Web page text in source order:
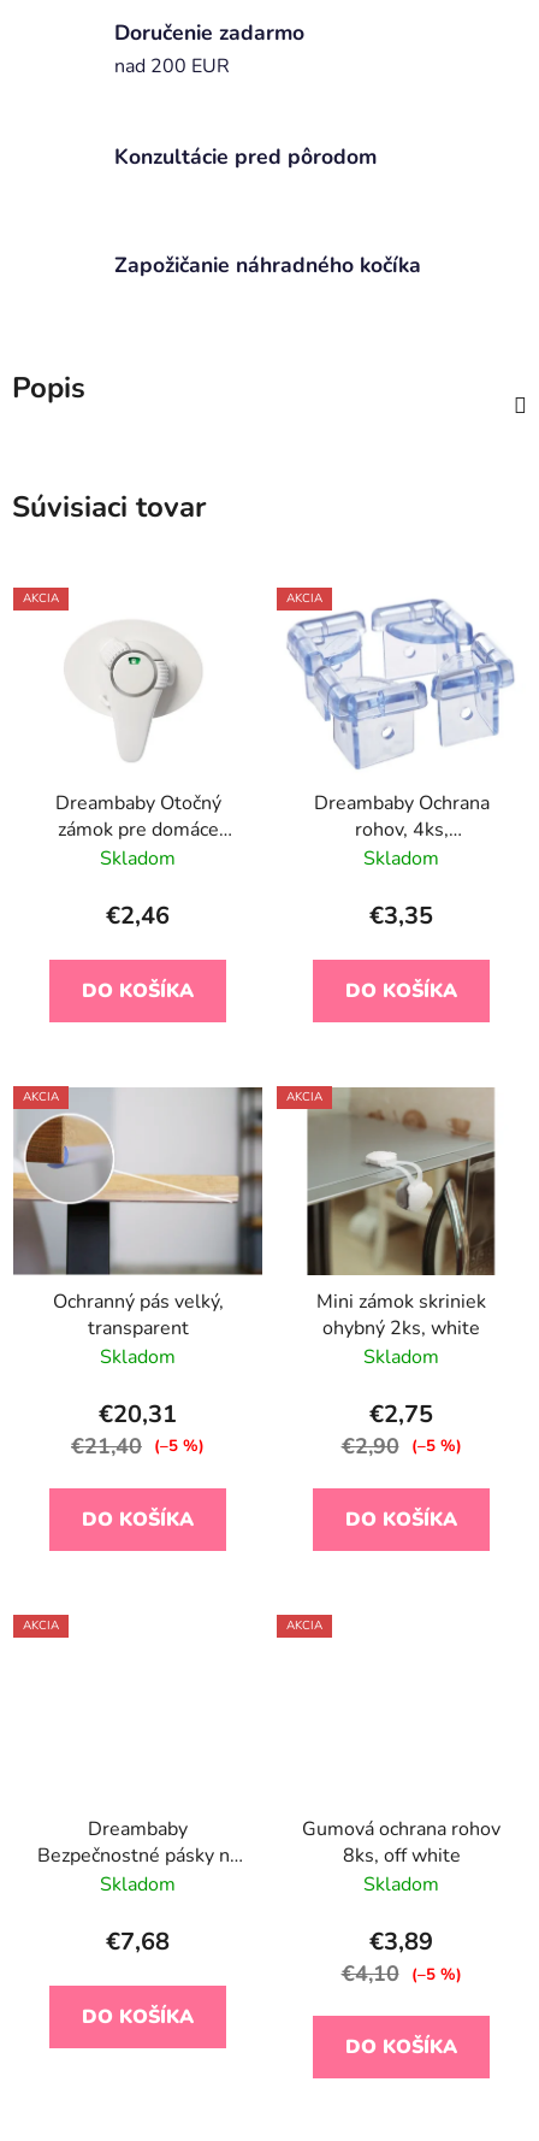
Doručenie zadarmo
nad 200 EUR
Konzultácie pred pôrodom
Zapožičanie náhradného kočíka
Popis
Súvisiaci tovar
AKCIA
Dreambaby Otočný
zámok pre domáce
spotrebiče, 1ks
Skladom
€2,46
DO KOŠÍKA
AKCIA
Dreambaby Ochrana
rohov, 4ks,
transparentná
Skladom
€3,35
DO KOŠÍKA
AKCIA
Ochranný pás velký,
transparent
Skladom
€20,31
€21,40 (–5 %)
DO KOŠÍKA
AKCIA
Mini zámok skriniek
ohybný 2ks, white
Skladom
€2,75
€2,90 (–5 %)
DO KOŠÍKA
AKCIA
Dreambaby
Bezpečnostné pásky na
balkónové dvere, 6ks
Skladom
€7,68
DO KOŠÍKA
AKCIA
Gumová ochrana rohov
8ks, off white
Skladom
€3,89
€4,10 (–5 %)
DO KOŠÍKA